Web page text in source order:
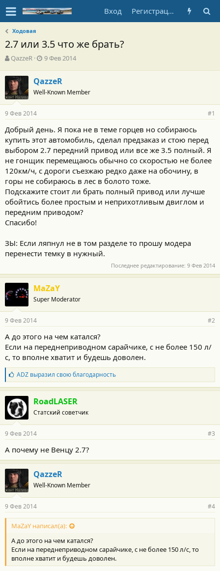
Вход Регистрация
Ходовая
2.7 или 3.5 что же брать?
А
т
о
р
т
е
м
ы
QazzeR
Д
а
н
а
л
а
9 Фев 2014
QazzeR
Well-Known Member
9 Фев 2014 #1
Добрый день. Я пока не в теме горцев но собираюсь
купить этот автомобиль, сделал предзаказ и стою перед
выбором 2.7 передний привод или все же 3.5 полный. Я
не гонщик перемещаюсь обычно со скоростью не более
120км/ч, с дороги съезжаю редко даже на обочину, в
горы не собираюсь в лес в болото тоже.
Подскажите стоит ли брать полный привод или лучше
обойтись более простым и неприхотливым двиглом и
передним приводом?
Спасибо!
ЗЫ: Если ляпнул не в том разделе то прошу модера
перенести темку в нужный.
Последнее редактирование: 9 Фев 2014
MaZaY
Super Moderator
9 Фев 2014 #2
А до этого на чем катался?
Если на переднеприводном сарайчике, с не более 150 л/
с, то вполне хватит и будешь доволен.
Б
л
а
г
о
д
а
н
с
т
и
:
ADZвыразил свою благодарность
RoadLASER
Статский советчик
9 Фев 2014 #3
А почему не Венцу 2.7?
QazzeR
Well-Known Member
9 Фев 2014 #4
MaZaY написал(а):
А до этого на чем катался?
Если на переднеприводном сарайчике, с не более 150 л/с, то
вполне хватит и будешь доволен.